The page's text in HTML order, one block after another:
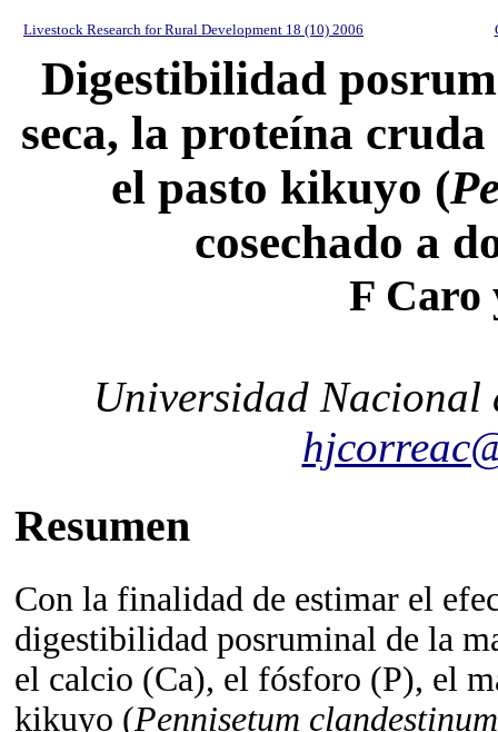
Livestock Research for Rural Development 18 (10) 2006
Digestibilidad
seca, la proteína
el pasto kikuyo (
cosechado a
F Caro
Universidad Nacional
Resumen
Con la finalidad de estimar el
digestibilidad posruminal de la
el calcio (Ca), el fósforo (P), el
kikuyo (Pennisetum clandestinum